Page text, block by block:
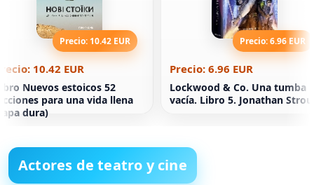
Precio: 10.42 EUR
10.42 EUR
Nuevos estoicos 52
para una vida llena
dura)
Precio: 6.96 EUR
Precio: 6.96 EUR
Lockwood & Co. Una tumba
vacía. Libro 5. Jonathan
Actores de teatro y cine